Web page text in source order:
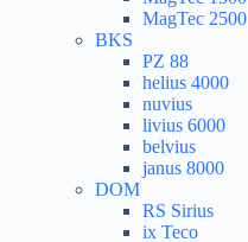
MagTec 2500
BKS
PZ 88
helius 4000
nuvius
livius 6000
belvius
janus 8000
DOM
RS Sirius
ix Teco